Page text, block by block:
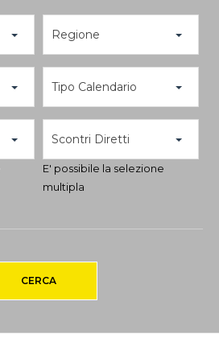
Regione
Tipo Calendario
Scontri Diretti
E' possibile la selezione
multipla
CERCA